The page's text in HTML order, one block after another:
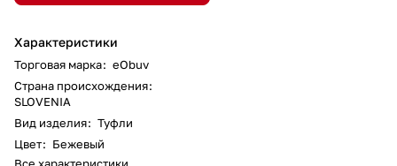
Характеристики
Торговая марка: eObuv
Страна происхождения:
SLOVENIA
Вид изделия: Туфли
Цвет: Бежевый